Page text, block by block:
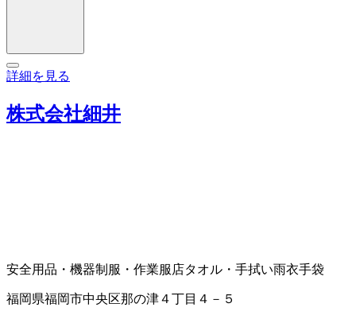
詳細を見る
株式会社細井
安全用品・機器制服・作業服店タオル・手拭い雨衣手袋
福岡県福岡市中央区那の津４丁目４－５